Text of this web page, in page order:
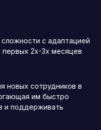
с адаптацией
первых 2х-3х месяцев
новых сотрудников в
им быстро
и поддерживать